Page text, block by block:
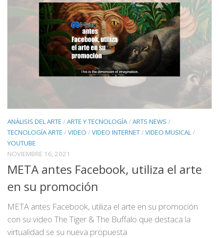
ANÁLISIS DEL ARTE /ARTE Y TECNOLOGÍA/ARTS NEWS /
TECNOLOGÍA ARTE /VIDEO /VIDEO INTERNET/VIDEO MUSICAL/
YOUTUBE
NOVIEMBRE 16, 2021
META antes Facebook, utiliza el arte
en su promoción
META antes Facebook, utiliza el arte en su promoción
con su video The Tiger & The Buffalo que destaca la
virtualidad se su nueva propuesta.